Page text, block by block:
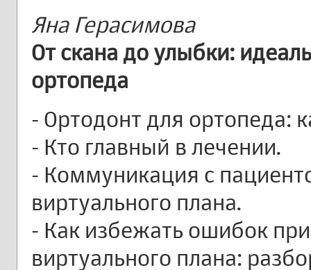
Яна Герасимова
От скана до улыбки:
ортопеда
- Ортодонт для ортопеда:
- Кто главный в лечении.
- Коммуникация с
виртуального плана.
- Как избежать ошибок
виртуального плана: